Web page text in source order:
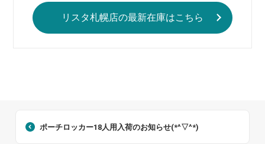
リスタ札幌店の最新在庫はこちら
ポーチロッカー18人用入荷のお知らせ(*^▽^*)